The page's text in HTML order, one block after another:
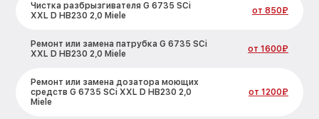
Чистка разбрызгивателя G 6735 SCi
XXL D HB230 2,0 Miele
от 850₽
Ремонт или замена патрубка G 6735 SCi
XXL D HB230 2,0 Miele
от 1600₽
Ремонт или замена дозатора моющих
средств G 6735 SCi XXL D HB230 2,0
Miele
от 1200₽